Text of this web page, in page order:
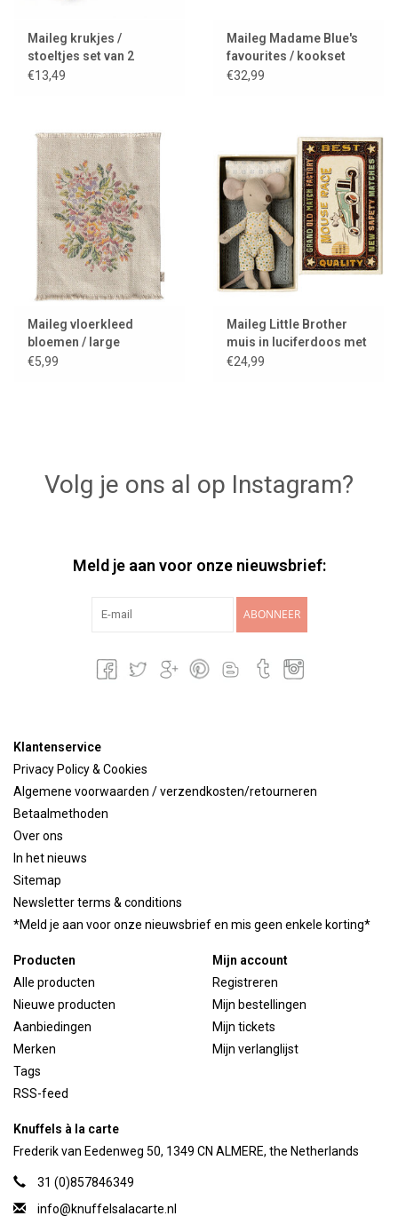
Maileg krukjes /
stoeltjes set van 2
€13,49
Maileg Madame Blue's
favourites / kookset
voor de muisjes
€32,99
Maileg vloerkleed
bloemen / large
€5,99
Maileg Little Brother
muis in luciferdoos met
beddengoed
€24,99
Volg je ons al op Instagram?
Meld je aan voor onze nieuwsbrief:
ABONNEER
Klantenservice
Privacy Policy & Cookies
Algemene voorwaarden / verzendkosten/retourneren
Betaalmethoden
Over ons
In het nieuws
Sitemap
Newsletter terms & conditions
*Meld je aan voor onze nieuwsbrief en mis geen enkele korting*
Producten
Alle producten
Nieuwe producten
Aanbiedingen
Merken
Tags
RSS-feed
Mijn account
Registreren
Mijn bestellingen
Mijn tickets
Mijn verlanglijst
Knuffels à la carte
Frederik van Eedenweg 50, 1349 CN ALMERE, the Netherlands
31 (0)857846349
info@knuffelsalacarte.nl